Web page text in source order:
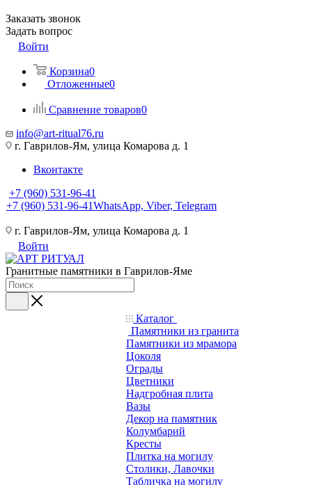
Заказать звонок
Задать вопрос
Войти
Корзина0
Отложенные0
Сравнение товаров0
info@art-ritual76.ru
г. Гаврилов-Ям, улица Комарова д. 1
Вконтакте
+7 (960) 531-96-41
+7 (960) 531-96-41WhatsApp, Viber, Telegram
г. Гаврилов-Ям, улица Комарова д. 1
Войти
Гранитные памятники в Гаврилов-Яме
Каталог
Памятники из гранита
Памятники из мрамора
Цоколя
Ограды
Цветники
Надгробная плита
Вазы
Декор на памятник
Колумбарий
Кресты
Плитка на могилу
Столики, Лавочки
Табличка на могилу